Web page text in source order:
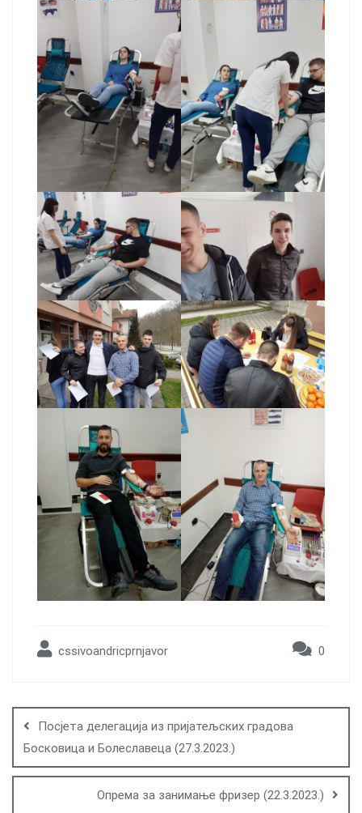
cssivoandricprnjavor 0
navigation
Посјета делегација из пријатељских градова
Босковица и Болеславеца (27.3.2023.)
Опрема за занимање фризер (22.3.2023.)